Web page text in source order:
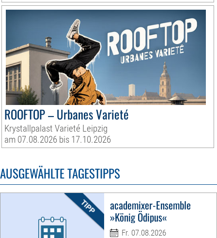
ROOFTOP – Urbanes Varieté
Krystallpalast Varieté Leipzig
am 07.08.2026 bis 17.10.2026
AUSGEWÄHLTE TAGESTIPPS
academixer-Ensemble
»König Ödipus«
Fr. 07.08.2026